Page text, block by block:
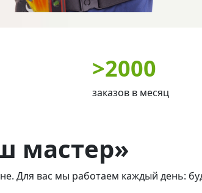
>2000
заказов в месяц
мастер»
Для вас мы работаем каждый день: